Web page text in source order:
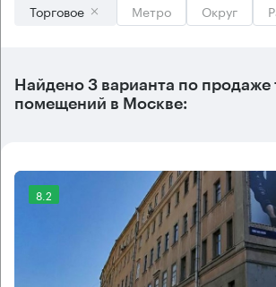
Торговое Метро Округ
Найдено 3 варианта по продаже
помещений в Москве:
8.2